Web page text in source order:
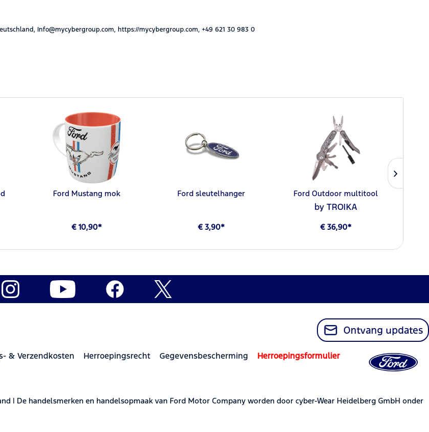
Info@mycybergroup.com, https://mycybergroup.com, +49 621 30 983 0
Ford Mustang mok
€ 10,90*
Ford sleutelhanger
€ 3,90*
Ford Outdoor multitool
by TROIKA
€ 36,90*
Ontvang updates
& Verzendkosten Herroepingsrecht Gegevensbescherming
Herroepingsformulier
| De handelsmerken en handelsopmaak van Ford Motor Company worden door cyber-Wear Heidelberg GmbH onder